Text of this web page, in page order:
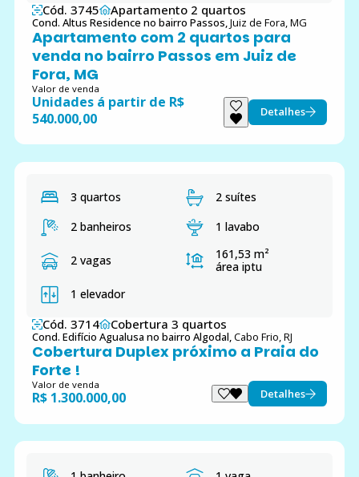
Cód. 3745 Apartamento 2 quartos
Cond. Altus Residence no bairro Passos,Juiz de Fora, MG
Apartamento com 2 quartos para
venda no bairro Passos em Juiz de
Fora, MG
Valor de venda
Unidades á partir de R$
540.000,00
Detalhes
3 quartos
2 suítes
2 banheiros
1 lavabo
2 vagas
161,53 m²
área iptu
1 elevador
Cód. 3714 Cobertura 3 quartos
Cond. Edifício Agualusa no bairro Algodal,Cabo Frio, RJ
Cobertura Duplex próximo a Praia do
Forte !
Valor de venda
R$ 1.300.000,00 Detalhes